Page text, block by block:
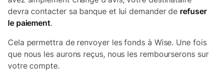
devra contacter sa banque et lui demander de refuser
le paiement.
Cela permettra de renvoyer les fonds à Wise. Une fois
que nous les aurons reçus, nous les rembourserons sur
votre compte.